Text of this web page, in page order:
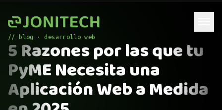
// blog · desarrollo web
5 Razones por las que tu
PyME Necesita una
Aplicación Web a Medida